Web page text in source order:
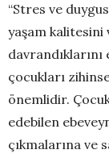
“Stres ve
yaşam kalitesini
çocukları
önemlidir.
edebilen
çıkmalarına ve